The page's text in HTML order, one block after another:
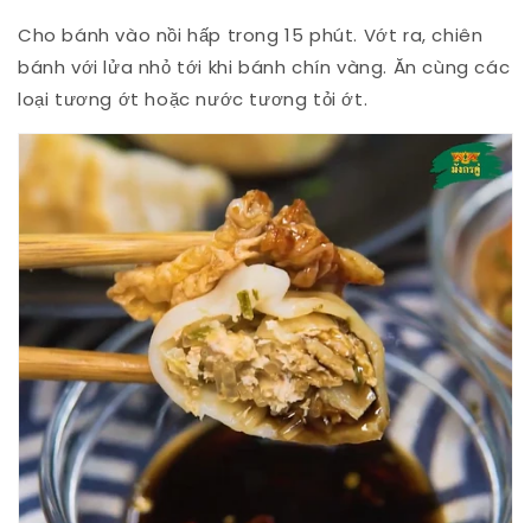
Cho bánh vào nồi hấp trong 15 phút. Vớt ra, chiên
bánh với lửa nhỏ tới khi bánh chín vàng. Ăn cùng các
loại tương ớt hoặc nước tương tỏi ớt.